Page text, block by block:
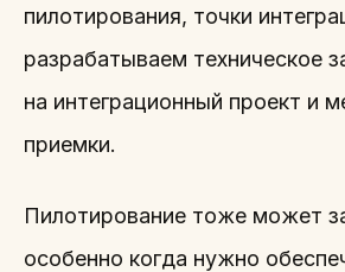
пилотирования, точки
разрабатываем техническое
на интеграционный проект и
приемки.
Пилотирование тоже может
особенно когда нужно